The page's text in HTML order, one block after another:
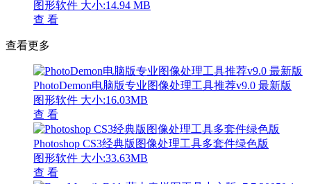
图形软件 大小:14.94 MB
查 看
查看更多
PhotoDemon电脑版专业图像处理工具推荐v9.0 最新版
图形软件 大小:16.03MB
查 看
Photoshop CS3经典版图像处理工具多套件绿色版
图形软件 大小:33.63MB
查 看